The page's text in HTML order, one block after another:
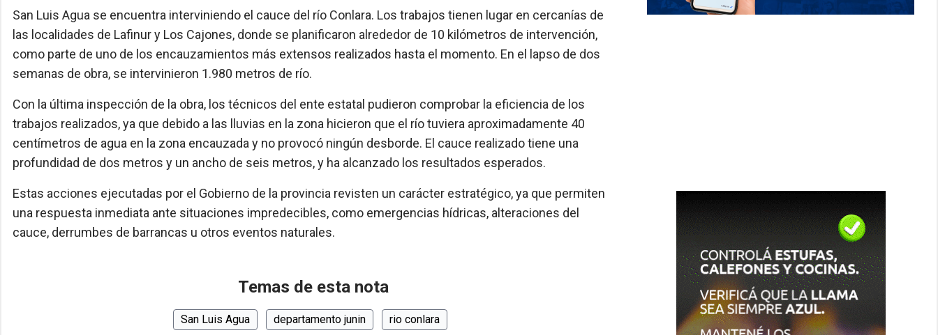
San Luis Agua se encuentra interviniendo el cauce del río Conlara. Los trabajos tienen lugar en cercanías de
las localidades de Lafinur y Los Cajones, donde se planificaron alrededor de 10 kilómetros de intervención,
como parte de uno de los encauzamientos más extensos realizados hasta el momento. En el lapso de dos
semanas de obra, se intervinieron 1.980 metros de río.
Con la última inspección de la obra, los técnicos del ente estatal pudieron comprobar la eficiencia de los
trabajos realizados, ya que debido a las lluvias en la zona hicieron que el río tuviera aproximadamente 40
centímetros de agua en la zona encauzada y no provocó ningún desborde. El cauce realizado tiene una
profundidad de dos metros y un ancho de seis metros, y ha alcanzado los resultados esperados.
Estas acciones ejecutadas por el Gobierno de la provincia revisten un carácter estratégico, ya que permiten
una respuesta inmediata ante situaciones impredecibles, como emergencias hídricas, alteraciones del
cauce, derrumbes de barrancas u otros eventos naturales.
Temas de esta nota
San Luis Agua departamento junin rio conlara